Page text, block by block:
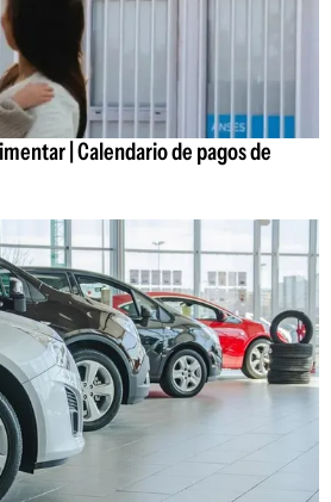
| Calendario de pagos de